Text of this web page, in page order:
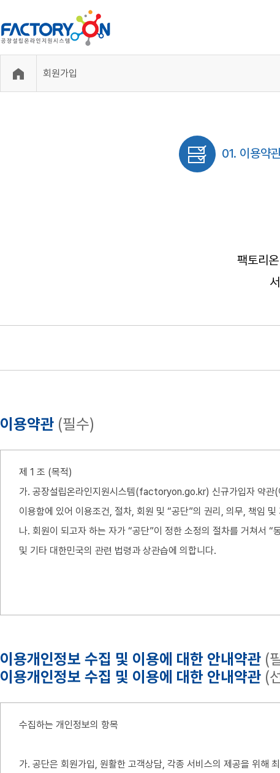
회원가입
01. 이용약
팩토리
이용약관 (필수)
제 1 조 (목적)
가. 공장설립온라인지원시스템(factoryon.go.kr) 신규가입자 약관(
이용함에 있어 이용조건, 절차, 회원 및 “공단”의 권리, 의무, 책임
나. 회원이 되고자 하는 자가 “공단”이 정한 소정의 절차를 거쳐서
및 기타 대한민국의 관련 법령과 상관습에 의합니다.
① "서비스"라 함은 구현되는 단말기(PC, TV, 휴대형단말기 등의
③ "아이디(ID)"라 함은 "회원"의 식별과 "서비스" 이용을 위하여 "
⑤ "게시물"이라 함은 "회원"이 "서비스"를 이용함에 있어 "서비스상
이용개인정보 수집 및 이용에 대한 안내약관 (
이용개인정보 수집 및 이용에 대한 안내약관 (
수집하는 개인정보의 항목
가. 공단은 회원가입, 원활한 고객상담, 각종 서비스의 제공을 위해